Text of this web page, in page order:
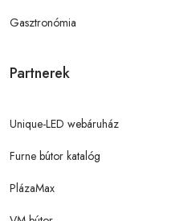
Gasztronómia
Partnerek
Unique-LED webáruház
Furne bútor katalóg
PlázaMax